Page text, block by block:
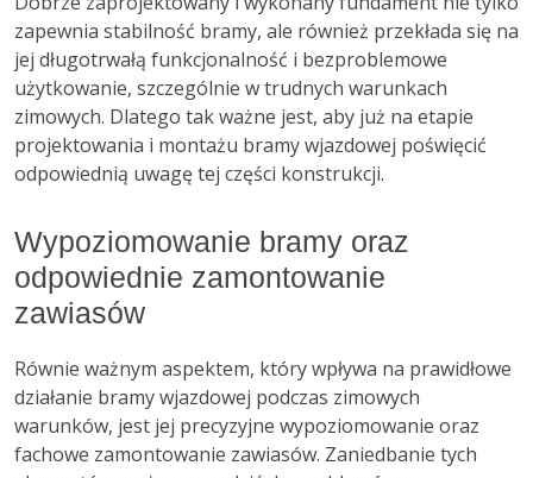
zapewnia stabilność bramy, ale również przekłada się na
jej długotrwałą funkcjonalność i bezproblemowe
użytkowanie, szczególnie w trudnych warunkach
zimowych. Dlatego tak ważne jest, aby już na etapie
projektowania i montażu bramy wjazdowej poświęcić
odpowiednią uwagę tej części konstrukcji.
Wypoziomowanie bramy oraz
odpowiednie zamontowanie
zawiasów
Równie ważnym aspektem, który wpływa na prawidłowe
działanie bramy wjazdowej podczas zimowych
warunków, jest jej precyzyjne wypoziomowanie oraz
fachowe zamontowanie zawiasów. Zaniedbanie tych